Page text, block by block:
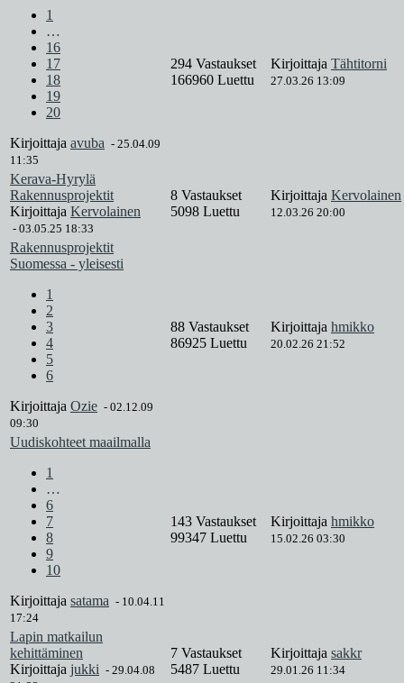
1
…
16
17
18
19
20
Kirjoittaja avuba - 25.04.09
11:35
294 Vastaukset
166960 Luettu
Kirjoittaja Tähtitorni
27.03.26 13:09
Kerava-Hyrylä
Rakennusprojektit
Kirjoittaja Kervolainen
- 03.05.25 18:33
8 Vastaukset
5098 Luettu
Kirjoittaja Kervolainen
12.03.26 20:00
Rakennusprojektit
Suomessa - yleisesti
1
2
3
4
5
6
Kirjoittaja Ozie - 02.12.09
09:30
88 Vastaukset
86925 Luettu
Kirjoittaja hmikko
20.02.26 21:52
Uudiskohteet maailmalla
1
…
6
7
8
9
10
Kirjoittaja satama - 10.04.11
17:24
143 Vastaukset
99347 Luettu
Kirjoittaja hmikko
15.02.26 03:30
Lapin matkailun
kehittäminen
Kirjoittaja jukki - 29.04.08
7 Vastaukset
5487 Luettu
Kirjoittaja sakkr
29.01.26 11:34